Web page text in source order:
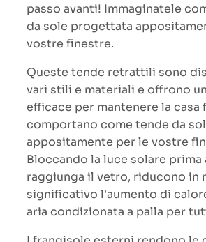
passo avanti! Immaginatele
da sole progettata
vostre finestre.
Queste tende retrattili sono
vari stili e materiali e offrono
efficace per mantenere la casa
comportano come tende da
appositamente per le vostre
Bloccando la luce solare prima
raggiunga il vetro, riducono in
significativo l'aumento di
aria condizionata a palla per